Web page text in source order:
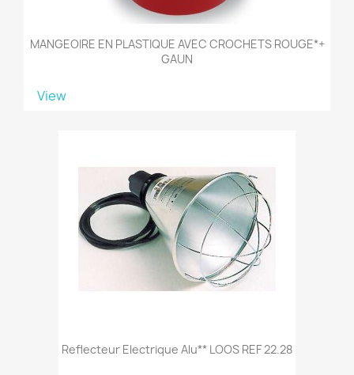
MANGEOIRE EN PLASTIQUE AVEC CROCHETS ROUGE*+
GAUN
View
Reflecteur Electrique Alu** LOOS REF 22.28